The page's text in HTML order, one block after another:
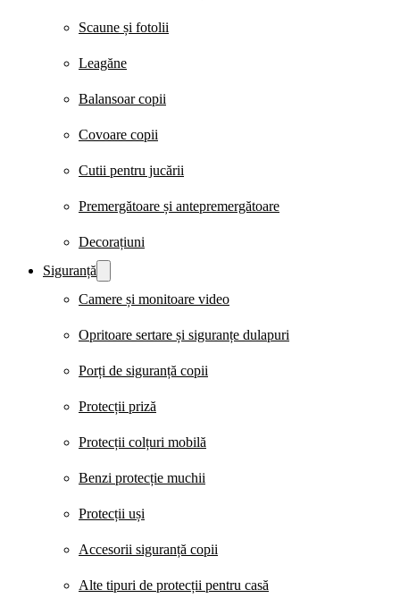
Scaune și fotolii
Leagăne
Balansoar copii
Covoare copii
Cutii pentru jucării
Premergătoare și antepremergătoare
Decorațiuni
Siguranță
Camere și monitoare video
Opritoare sertare și siguranțe dulapuri
Porți de siguranță copii
Protecții priză
Protecții colțuri mobilă
Benzi protecție muchii
Protecții uși
Accesorii siguranță copii
Alte tipuri de protecții pentru casă